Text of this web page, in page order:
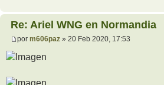
Re: Ariel WNG en Normandia
por m606paz » 20 Feb 2020, 17:53